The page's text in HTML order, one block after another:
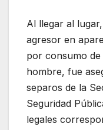
Al llegar al
agresor en
por consumo de
hombre, fue
separos de la
Seguridad
legales